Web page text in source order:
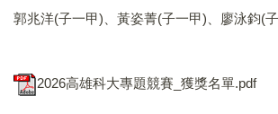
郭兆洋(子一甲)、黃姿菁(子一甲)、廖泳鈞(
2026高雄科大專題競賽_獲獎名單.pdf